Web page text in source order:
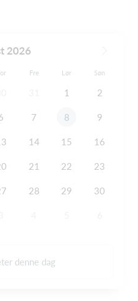
2026
Fre Lør Søn
1 2
7 8 9
14 15 16
21 22 23
28 29 30
denne dag